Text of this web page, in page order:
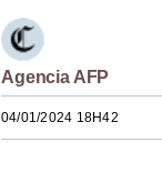
Agencia AFP
04/01/2024 18H42